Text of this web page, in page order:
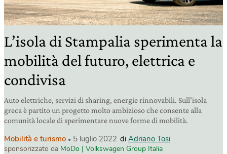
L’isola di Stampalia sperimenta la
mobilità del futuro, elettrica e
condivisa
Auto elettriche, servizi di sharing, energie rinnovabili. Sull’isola
greca è partito un progetto molto ambizioso che consente alla
comunità locale di sperimentare nuove forme di mobilità.
Mobilità e turismo 5 luglio 2022 di Adriano Tosi
sponsorizzato da MoDo | Volkswagen Group Italia